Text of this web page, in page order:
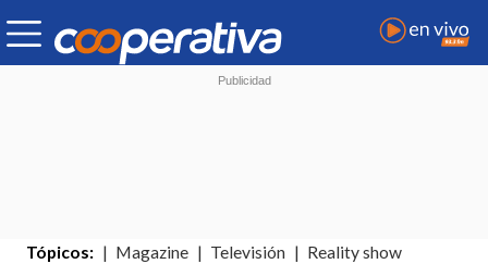
Tópicos: Magazine Televisión Reality show